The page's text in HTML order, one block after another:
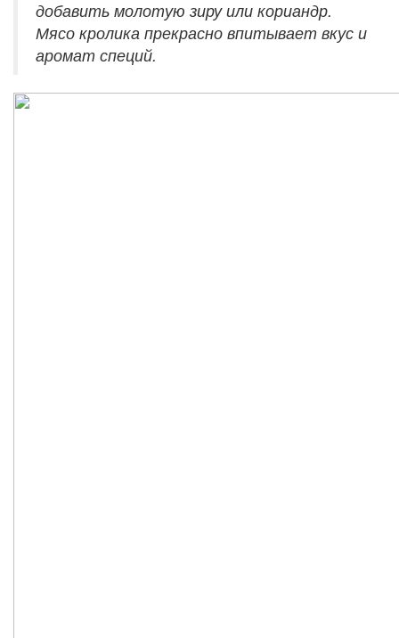
добавить молотую зиру или кориандр.
Мясо кролика прекрасно впитывает вкус и
аромат специй.